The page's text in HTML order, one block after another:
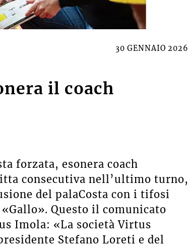
30 GENNAIO 2026
il coach
forzata, esonera coach
consecutiva nell’ultimo turno,
del palaCosta con i tifosi
«Gallo». Questo il comunicato
Imola: «La società Virtus
Stefano Loreti e del